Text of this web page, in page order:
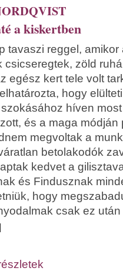
a kiskertben
tavaszi reggel, amikor
csicseregtek, zöld
egész kert tele volt
hogy
híven
és a maga módján
megvoltak a
betolakodók
kedvet a
és Findusznak
hogy
csak ez